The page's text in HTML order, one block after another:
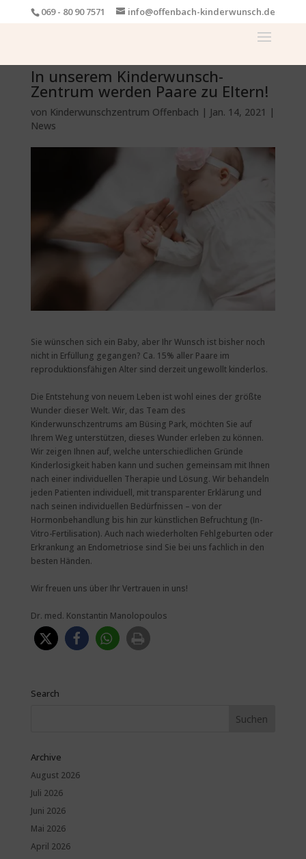
069 - 80 90 7571 info@offenbach-kinderwunsch.de
In unserem Kinderwunsch-
Zentrum werden Paare zu Eltern!
von Kinderwunschzentrum Offenbach | Jan. 14, 2021 |
News
Sie wünschen sich ein Baby, aber Ihr Wunsch ist bisher noch
nicht in Erfüllung gegangen? Ca. 15% aller Paare im
reproduktionsfähigen Alter sind derzeit ungewollt kinderlos.
Die Entstehung von neuem Leben ist wohl eines der größte
Wunder dieser Welt. Wir, das Team des
Kinderwunschzentrums am Büsing Park, möchten Sie auf
Ihrem Weg unterstützen, dieses Wunder erleben zu können.
Wir zeigen Ihnen auf, welche unterschiedlichen Gründe
Kinderlosigkeit haben kann und suchen gemeinsam mit Ihnen
nach einer individuellen Therapie und Lösung. Wir behandeln
jeden Patienten individuell, mit transparenter Erklärung und
nach seinen individuellen Bedürfnissen – von der
Hormonbehandlung bis hin zur künstlichen Befruchtung (In-
Vitro-Fertilisation). Auch nach wiederholten Fehlgeburten oder
Erkrankung an Endometriose sind Sie bei uns fachlich in den
besten Händen.
Wir freuen uns über Ihr Vertrauen in uns!
Dr. med. Konstantin Manolopoulos
Search
Archive
August 2026
Juli 2026
Juni 2026
Mai 2026
April 2026